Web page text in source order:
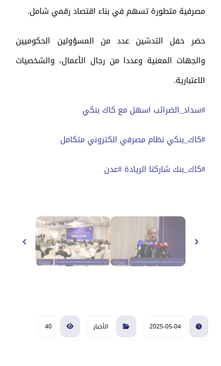
مصرفية متطورة تسهم في بناء اقتصاد رقمي شامل.
حضر حفل التدشين عدد من المسؤولين الحكوميين
والجهات المعنية وعددا من رجال الأعمال، والشخصيات
الاعتبارية.
#سداد_الضرائب اسهل مع كاك بنكي
#كاك_بنكي نظام مصرفي الكتروني متكامل
#كاك_بنك شاركنا الريادة #عدن
2025-05-04 الأخبار 40